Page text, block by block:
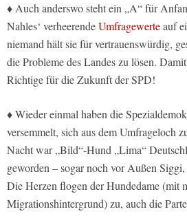
♦ Auch anderswo steht ein „A“ für
Nahles‘ verheerendeUmfragewerteauf
niemand hält sie für vertrauenswürdig,
die Probleme des Landes zu lösen.
Richtige für die Zukunft der SPD!
♦ Wieder einmal haben die
versemmelt, sich aus dem Umfrageloch
Nacht war „Bild“-Hund „Lima“
geworden – sogar noch vor Außen
Die Herzen flogen der Hundedame (mit
Migrationshintergrund) zu, auch die